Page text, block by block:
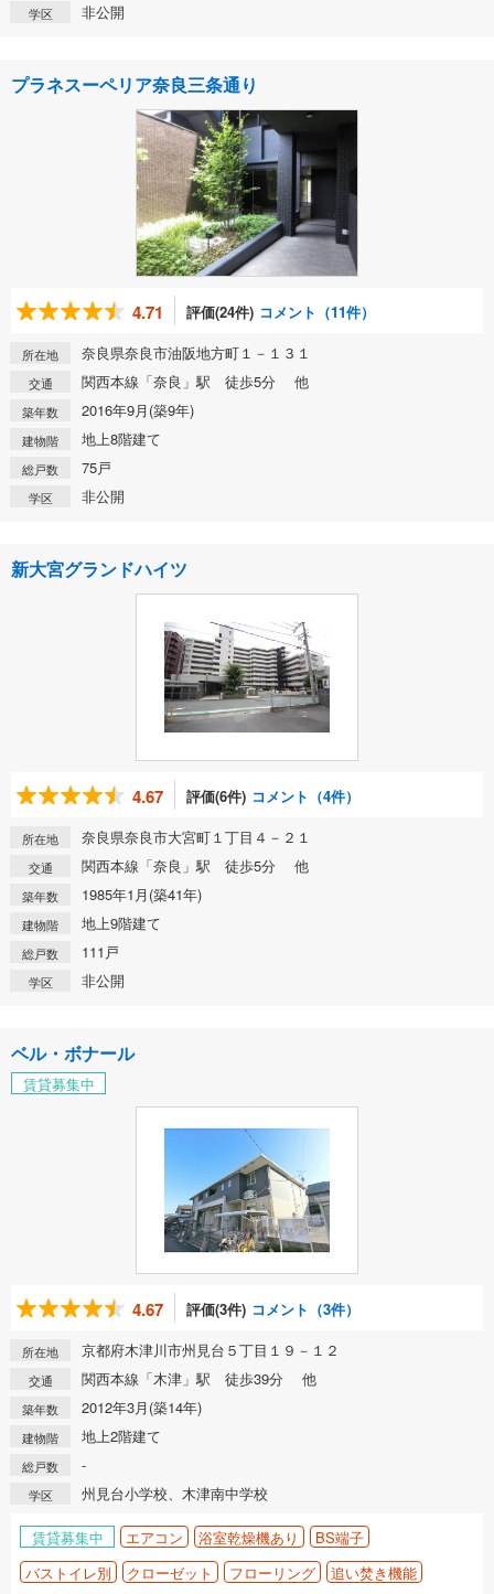
学区 非公開
プラネスーペリア奈良三条通り
4.71 評価(24件) コメント（11件）
所在地 奈良県奈良市油阪地方町１－１３１
交通 関西本線「奈良」駅 徒歩5分 他
築年数 2016年9月(築9年)
建物階 地上8階建て
総戸数 75戸
学区 非公開
新大宮グランドハイツ
4.67 評価(6件) コメント（4件）
所在地 奈良県奈良市大宮町１丁目４－２１
交通 関西本線「奈良」駅 徒歩5分 他
築年数 1985年1月(築41年)
建物階 地上9階建て
総戸数 111戸
学区 非公開
ベル・ボナール
賃貸募集中
4.67 評価(3件) コメント（3件）
所在地 京都府木津川市州見台５丁目１９－１２
交通 関西本線「木津」駅 徒歩39分 他
築年数 2012年3月(築14年)
建物階 地上2階建て
総戸数 -
学区 州見台小学校、木津南中学校
賃貸募集中 エアコン 浴室乾燥機あり
BS端子
バストイレ別
クローゼット フローリング 追い焚き機能